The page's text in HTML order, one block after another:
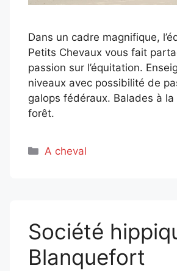
Dans un cadre magnifique,
Petits Chevaux vous fait
passion sur l’équitation.
niveaux avec possibilité de
galops fédéraux. Balades à
forêt.
Catégories
A cheval
Société
Blanquefort